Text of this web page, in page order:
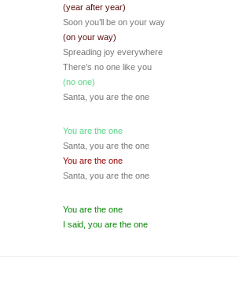
(year after year)
Soon you’ll be on your way
(on your way)
Spreading joy everywhere
There’s no one like you
(no one)
Santa, you are the one
You are the one
Santa, you are the one
You are the one
Santa, you are the one
You are the one
I said, you are the one